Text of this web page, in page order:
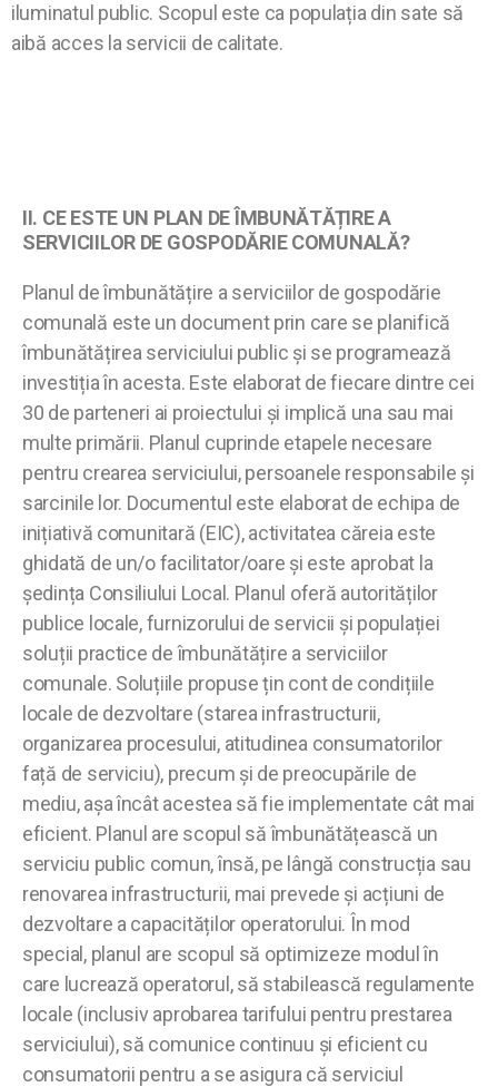
iluminatul public. Scopul este ca populația din sate să
aibă acces la servicii de calitate.
II. CE ESTE UN PLAN DE ÎMBUNĂTĂȚIRE A
SERVICIILOR DE GOSPODĂRIE COMUNALĂ?
Planul de îmbunătățire a serviciilor de gospodărie
comunală este un document prin care se planifică
îmbunătățirea serviciului public și se programează
investiția în acesta. Este elaborat de fiecare dintre cei
30 de parteneri ai proiectului și implică una sau mai
multe primării. Planul cuprinde etapele necesare
pentru crearea serviciului, persoanele responsabile și
sarcinile lor. Documentul este elaborat de echipa de
inițiativă comunitară (EIC), activitatea căreia este
ghidată de un/o facilitator/oare și este aprobat la
ședința Consiliului Local. Planul oferă autorităților
publice locale, furnizorului de servicii și populației
soluții practice de îmbunătățire a serviciilor
comunale. Soluțiile propuse țin cont de condițiile
locale de dezvoltare (starea infrastructurii,
organizarea procesului, atitudinea consumatorilor
față de serviciu), precum și de preocupările de
mediu, așa încât acestea să fie implementate cât mai
eficient. Planul are scopul să îmbunătățească un
serviciu public comun, însă, pe lângă construcția sau
renovarea infrastructurii, mai prevede și acțiuni de
dezvoltare a capacităților operatorului. În mod
special, planul are scopul să optimizeze modul în
care lucrează operatorul, să stabilească regulamente
locale (inclusiv aprobarea tarifului pentru prestarea
serviciului), să comunice continuu și eficient cu
consumatorii pentru a se asigura că serviciul